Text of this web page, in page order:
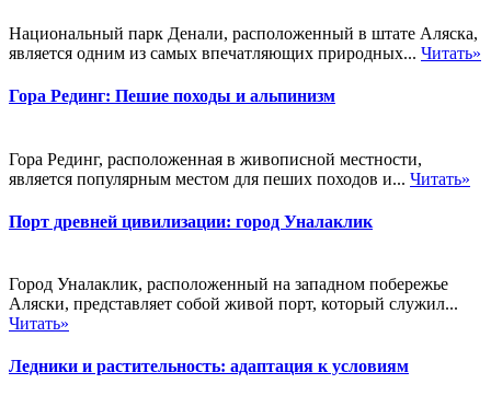
Национальный парк Денали, расположенный в штате Аляска,
является одним из самых впечатляющих природных... Читать»
Гора Рединг: Пешие походы и альпинизм
Гора Рединг, расположенная в живописной местности,
является популярным местом для пеших походов и... Читать»
Порт древней цивилизации: город Уналаклик
Город Уналаклик, расположенный на западном побережье
Аляски, представляет собой живой порт, который служил...
Читать»
Ледники и растительность: адаптация к условиям